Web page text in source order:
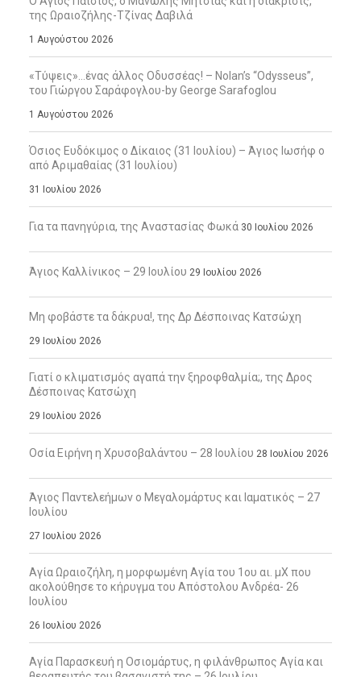
της Ωραιοζήλης-Τζίνας Δαβιλά
1 Αυγούστου 2026
«Τύψεις»…ένας άλλος Οδυσσέας! – Nolan’s “Odysseus”,
του Γιώργου Σαράφογλου-by George Sarafoglou
1 Αυγούστου 2026
Όσιος Ευδόκιμος ο Δίκαιος (31 Ιουλίου) – Άγιος Ιωσήφ ο
από Αριμαθαίας (31 Ιουλίου)
31 Ιουλίου 2026
Για τα πανηγύρια, της Αναστασίας Φωκά 30 Ιουλίου 2026
Άγιος Καλλίνικος – 29 Ιουλίου 29 Ιουλίου 2026
Μη φοβάστε τα δάκρυα!, της Δρ Δέσποινας Κατσώχη
29 Ιουλίου 2026
Γιατί ο κλιματισμός αγαπά την ξηροφθαλμία;, της Δρος
Δέσποινας Κατσώχη
29 Ιουλίου 2026
Οσία Ειρήνη η Χρυσοβαλάντου – 28 Ιουλίου 28 Ιουλίου 2026
Άγιος Παντελεήμων ο Μεγαλομάρτυς και Ιαματικός – 27
Ιουλίου
27 Ιουλίου 2026
Αγία Ωραιοζήλη, η μορφωμένη Αγία του 1ου αι. μΧ που
ακολούθησε το κήρυγμα του Απόστολου Ανδρέα- 26
Ιουλίου
26 Ιουλίου 2026
Αγία Παρασκευή η Οσιομάρτυς, η φιλάνθρωπος Αγία και